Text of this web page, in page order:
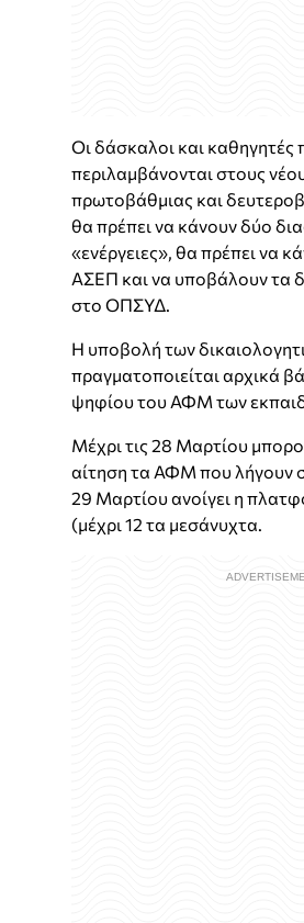
Οι δάσκαλοι και καθηγητές
περιλαμβάνονται στους
πρωτοβάθμιας και
θα πρέπει να κάνουν δύο
«ενέργειες», θα πρέπει να
ΑΣΕΠ και να υποβάλουν τα
στο ΟΠΣΥΔ.
Η υποβολή των
πραγματοποιείται αρχικά
ψηφίου του ΑΦΜ των
Μέχρι τις 28 Μαρτίου
αίτηση τα ΑΦΜ που λήγουν
29 Μαρτίου ανοίγει η
(μέχρι 12 τα μεσάνυχτα.